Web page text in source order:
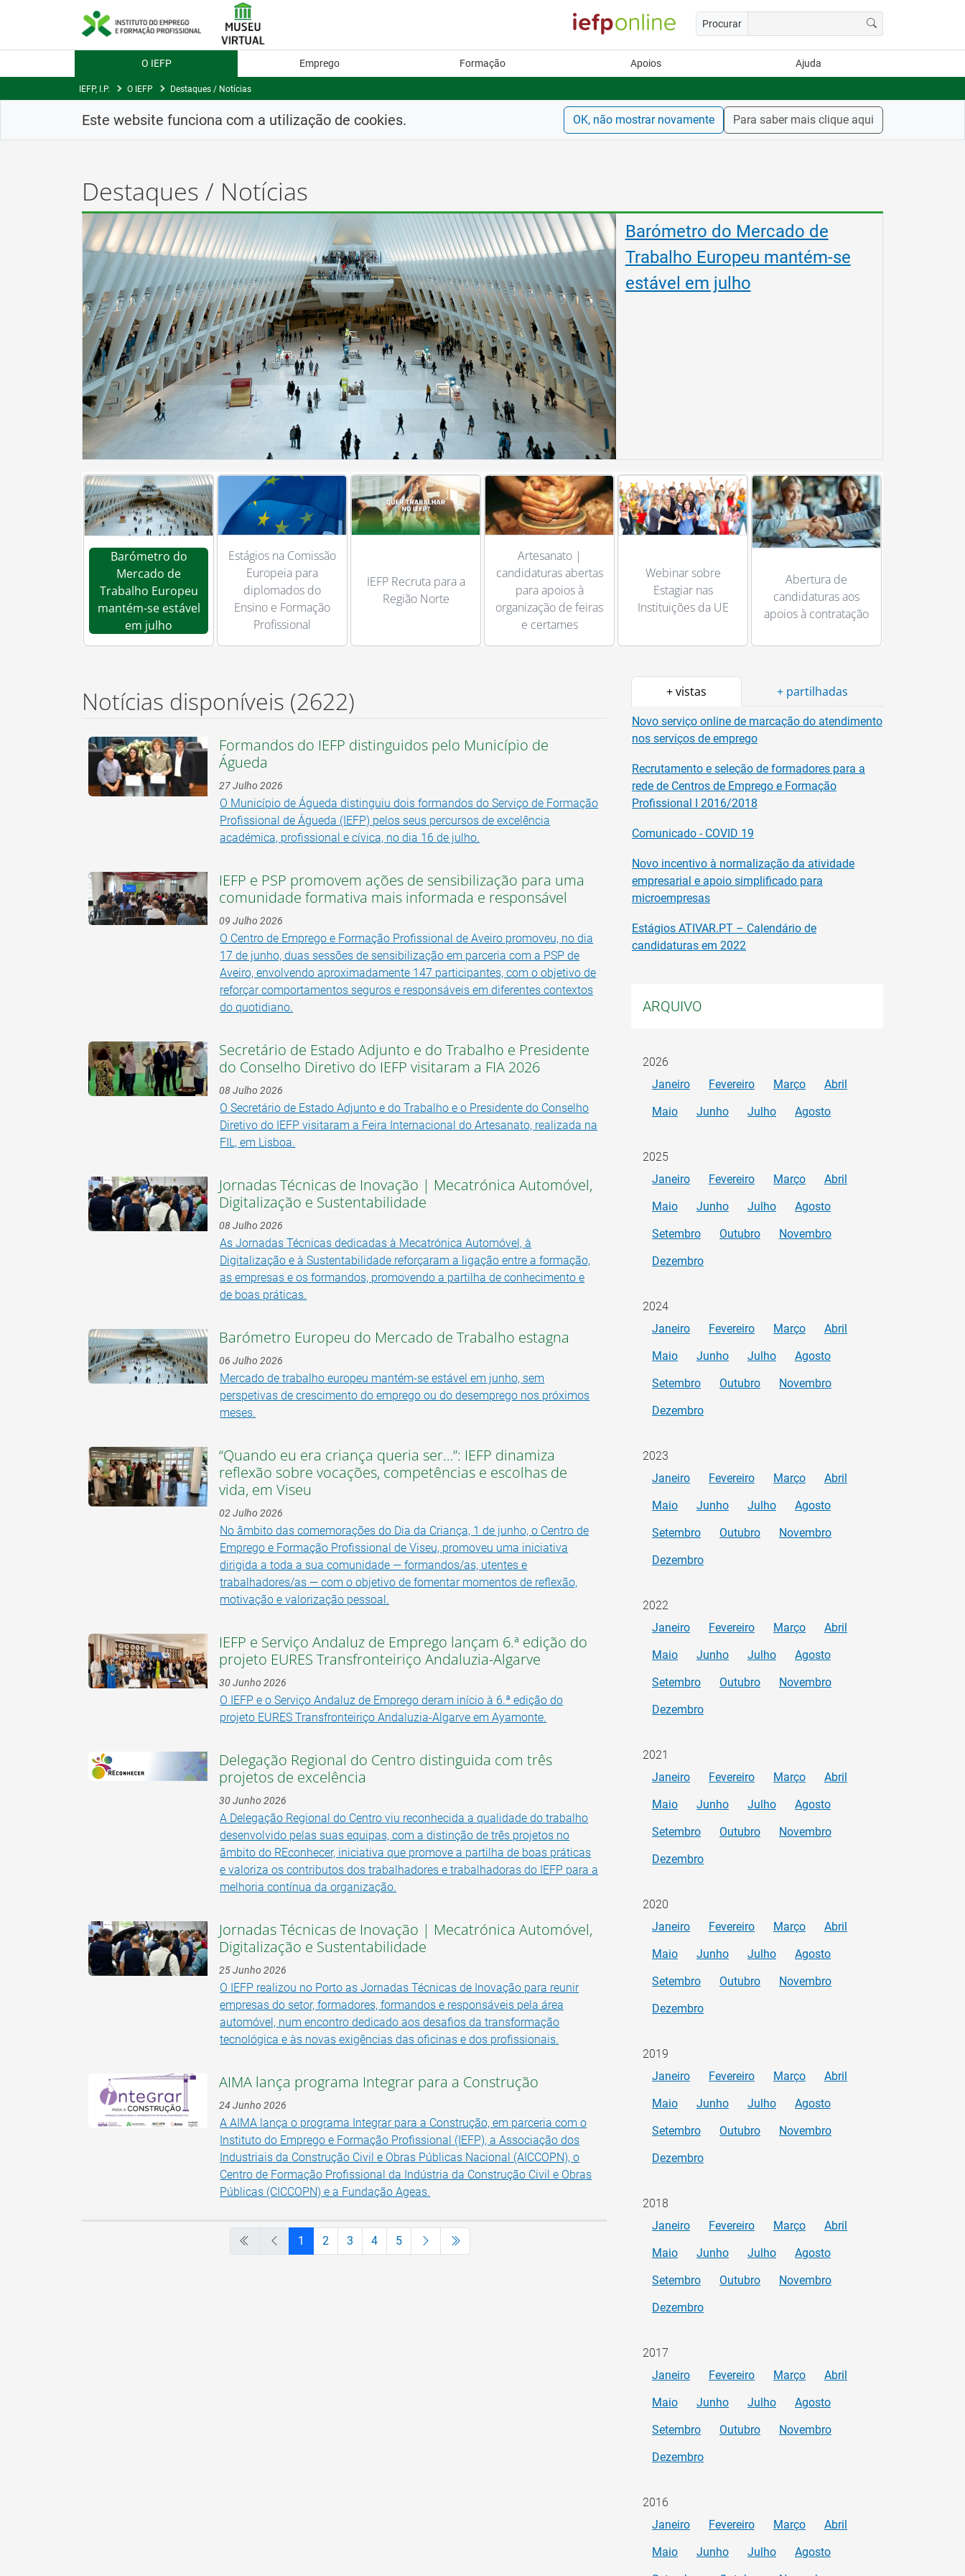
Procurar
O IEFP Emprego Formação Apoios Ajuda
IEFP, I.P. O IEFP Destaques / Notícias
Este website funciona com a utilização de cookies. OK, não mostrar novamente Para saber mais clique aqui
Destaques / Notícias
Estágios na Comissão Europeia
para diplomados do Ensino e
Formação Profissional
Barómetro do
Mercado de Trabalho
Europeu mantém-se
estável em julho
Estágios na
Comissão Europeia
para diplomados do
Ensino e Formação
Profissional
IEFP Recruta para a
Região Norte
Artesanato |
candidaturas abertas
para apoios à
organização de feiras
e certames
Webinar sobre
Estagiar nas
Instituições da UE
Abertura de
candidaturas aos
apoios à contratação
Notícias disponíveis (2622)
Formandos do IEFP distinguidos pelo Município de
Águeda
27 Julho 2026
O Município de Águeda distinguiu dois formandos do Serviço de Formação
Profissional de Águeda (IEFP) pelos seus percursos de excelência
académica, profissional e cívica, no dia 16 de julho.
IEFP e PSP promovem ações de sensibilização para uma
comunidade formativa mais informada e responsável
09 Julho 2026
O Centro de Emprego e Formação Profissional de Aveiro promoveu, no dia
17 de junho, duas sessões de sensibilização em parceria com a PSP de
Aveiro, envolvendo aproximadamente 147 participantes, com o objetivo de
reforçar comportamentos seguros e responsáveis em diferentes contextos
do quotidiano.
Secretário de Estado Adjunto e do Trabalho e Presidente
do Conselho Diretivo do IEFP visitaram a FIA 2026
08 Julho 2026
O Secretário de Estado Adjunto e do Trabalho e o Presidente do Conselho
Diretivo do IEFP visitaram a Feira Internacional do Artesanato, realizada na
FIL, em Lisboa.
Jornadas Técnicas de Inovação | Mecatrónica Automóvel,
Digitalização e Sustentabilidade
08 Julho 2026
As Jornadas Técnicas dedicadas à Mecatrónica Automóvel, à
Digitalização e à Sustentabilidade reforçaram a ligação entre a formação,
as empresas e os formandos, promovendo a partilha de conhecimento e
de boas práticas.
Barómetro Europeu do Mercado de Trabalho estagna
06 Julho 2026
Mercado de trabalho europeu mantém-se estável em junho, sem
perspetivas de crescimento do emprego ou do desemprego nos próximos
meses.
“Quando eu era criança queria ser…”: IEFP dinamiza
reflexão sobre vocações, competências e escolhas de
vida, em Viseu
02 Julho 2026
No âmbito das comemorações do Dia da Criança, 1 de junho, o Centro de
Emprego e Formação Profissional de Viseu, promoveu uma iniciativa
dirigida a toda a sua comunidade — formandos/as, utentes e
trabalhadores/as — com o objetivo de fomentar momentos de reflexão,
motivação e valorização pessoal.
IEFP e Serviço Andaluz de Emprego lançam 6.ª edição do
projeto EURES Transfronteiriço Andaluzia-Algarve
30 Junho 2026
O IEFP e o Serviço Andaluz de Emprego deram início à 6.ª edição do
projeto EURES Transfronteiriço Andaluzia-Algarve em Ayamonte.
Delegação Regional do Centro distinguida com três
projetos de excelência
30 Junho 2026
A Delegação Regional do Centro viu reconhecida a qualidade do trabalho
desenvolvido pelas suas equipas, com a distinção de três projetos no
âmbito do REconhecer, iniciativa que promove a partilha de boas práticas
e valoriza os contributos dos trabalhadores e trabalhadoras do IEFP para a
melhoria contínua da organização.
Jornadas Técnicas de Inovação | Mecatrónica Automóvel,
Digitalização e Sustentabilidade
25 Junho 2026
O IEFP realizou no Porto as Jornadas Técnicas de Inovação para reunir
empresas do setor, formadores, formandos e responsáveis pela área
automóvel, num encontro dedicado aos desafios da transformação
tecnológica e às novas exigências das oficinas e dos profissionais.
AIMA lança programa Integrar para a Construção
24 Junho 2026
A AIMA lança o programa Integrar para a Construção, em parceria com o
Instituto do Emprego e Formação Profissional (IEFP), a Associação dos
Industriais da Construção Civil e Obras Públicas Nacional (AICCOPN), o
Centro de Formação Profissional da Indústria da Construção Civil e Obras
Públicas (CICCOPN) e a Fundação Ageas.
1 2 3 4 5
+ vistas + partilhadas
Novo serviço online de marcação do atendimento
nos serviços de emprego
Recrutamento e seleção de formadores para a
rede de Centros de Emprego e Formação
Profissional I 2016/2018
Comunicado - COVID 19
Novo incentivo à normalização da atividade
empresarial e apoio simplificado para
microempresas
Estágios ATIVAR.PT – Calendário de
candidaturas em 2022
ARQUIVO
2026
Janeiro
Fevereiro Março
Abril
Maio
Junho Julho Agosto
2025
Janeiro
Fevereiro Março
Abril
Maio
Junho Julho
Agosto
Setembro
Outubro
Novembro
Dezembro
2024
Janeiro
Fevereiro Março
Abril
Maio
Junho Julho
Agosto
Setembro
Outubro
Novembro
Dezembro
2023
Janeiro
Fevereiro Março
Abril
Maio
Junho Julho
Agosto
Setembro
Outubro
Novembro
Dezembro
2022
Janeiro
Fevereiro Março
Abril
Maio
Junho Julho
Agosto
Setembro
Outubro
Novembro
Dezembro
2021
Janeiro
Fevereiro Março
Abril
Maio
Junho Julho
Agosto
Setembro
Outubro
Novembro
Dezembro
2020
Janeiro
Fevereiro Março
Abril
Maio
Junho Julho
Agosto
Setembro
Outubro
Novembro
Dezembro
2019
Janeiro
Fevereiro Março
Abril
Maio
Junho Julho
Agosto
Setembro
Outubro
Novembro
Dezembro
2018
Janeiro
Fevereiro Março
Abril
Maio
Junho Julho
Agosto
Setembro
Outubro
Novembro
Dezembro
2017
Janeiro
Fevereiro Março
Abril
Maio
Junho Julho
Agosto
Setembro
Outubro
Novembro
Dezembro
2016
Janeiro
Fevereiro Março
Abril
Maio
Junho Julho
Agosto